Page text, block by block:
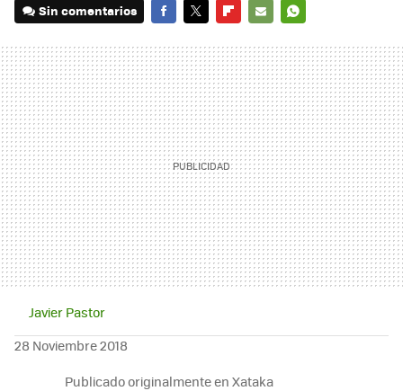
Sin comentarios
MAIL
Javier Pastor
28 Noviembre 2018
Publicado originalmente en Xataka